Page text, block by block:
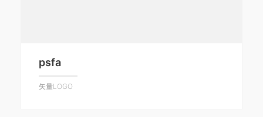
psfa
矢量LOGO